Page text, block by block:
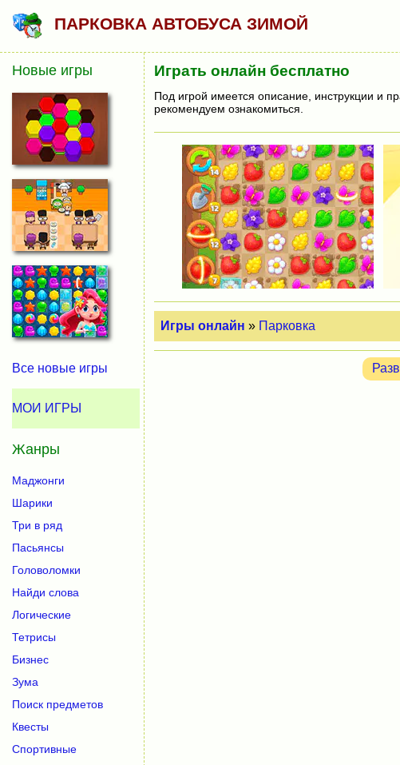
ПАРКОВКА АВТОБУСА ЗИМОЙ
Играть онлайн бесплатно
Под игрой имеется описание, инструкции и
рекомендуем ознакомиться.
Игры онлайн » Парковка
Новые игры
Все новые игры
МОИ ИГРЫ
Жанры
Маджонги
Шарики
Три в ряд
Пасьянсы
Головоломки
Найди слова
Логические
Тетрисы
Бизнес
Зума
Поиск предметов
Квесты
Спортивные